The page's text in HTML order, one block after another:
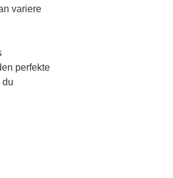
variere
perfekte
du